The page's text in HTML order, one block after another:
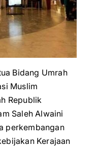
Bidang Umrah
Muslim
Republik
Saleh Alwaini
perkembangan
Kerajaan